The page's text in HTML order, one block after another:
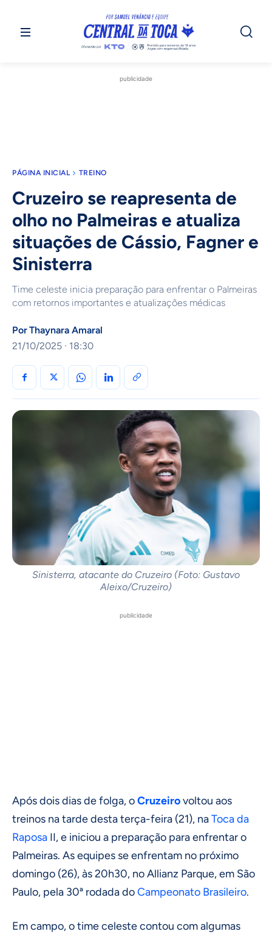
publicidade
PÁGINA INICIAL TREINO
Cruzeiro se reapresenta de
olho no Palmeiras e atualiza
situações de Cássio, Fagner e
Sinisterra
Time celeste inicia preparação para enfrentar o Palmeiras
com retornos importantes e atualizações médicas
PorThaynara Amaral
21/10/2025 · 18:30
Sinisterra, atacante do Cruzeiro (Foto: Gustavo
Aleixo/Cruzeiro)
publicidade
Após dois dias de folga, oCruzeirovoltou aos
treinos na tarde desta terça-feira (21), naToca da
Raposa II, e iniciou a preparação para enfrentar o
Palmeiras. As equipes se enfrentam no próximo
domingo (26), às 20h30, no Allianz Parque, em São
Paulo, pela 30ª rodada doCampeonato Brasileiro.
Em campo, o time celeste contou com algumas